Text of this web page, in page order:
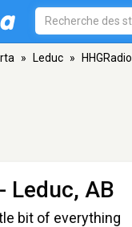
» Leduc » HHGRadio
- Leduc, AB
bit of everything